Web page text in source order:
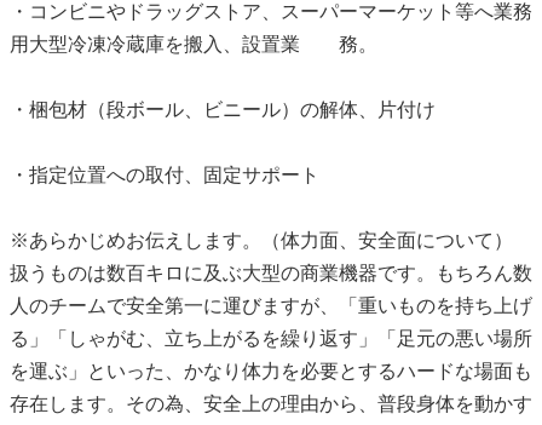
・コンビニやドラッグストア、スーパーマーケット等へ業務
用大型冷凍冷蔵庫を搬入、設置業 務。
・梱包材（段ボール、ビニール）の解体、片付け
・指定位置への取付、固定サポート
※あらかじめお伝えします。（体力面、安全面について）
扱うものは数百キロに及ぶ大型の商業機器です。もちろん数
人のチームで安全第一に運びますが、「重いものを持ち上げ
る」「しゃがむ、立ち上がるを繰り返す」「足元の悪い場所
を運ぶ」といった、かなり体力を必要とするハードな場面も
存在します。その為、安全上の理由から、普段身体を動かす